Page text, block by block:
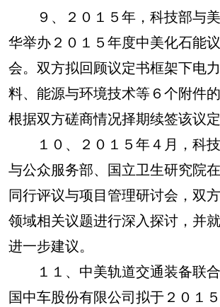
９、２０１５年，科技部与
华举办２０１５年度中美化石能
会。双方拟回顾议定书框架下电
料、能源与环境技术等６个附件
根据双方磋商情况择期续签该议定
１０、２０１５年４月，科技
与公众服务部、国立卫生研究院
同行评议与项目管理研讨会，双
领域相关议题进行深入探讨，并
进一步建议。
１１、中美轨道交通装备联合
国中车股份有限公司拟于２０１